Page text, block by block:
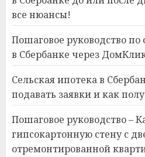
все нюансы!
Пошаговое руководство
в Сбербанке через
Сельская ипотека в
подавать заявки и как
Пошаговое руководство –
гипсокартонную стену с
отремонтированной